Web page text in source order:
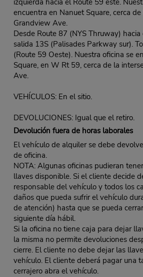
izquierda hacia el Route 59 este.
encuentra en Nanuet Square, cerca
Grandview Ave.
Desde Route 87 (NYS Thruway)
salida 13S (Palisades Parkway sur).
(Route 59 Oeste). Nuestra oficina se
Square, en W Rt 59, cerca de la
Ave.
VEHÍCULOS: En el sitio.
DEVOLUCIONES: Igual que el retiro.
Devolución fuera de horas laborales
El vehículo de alquiler se debe
de oficina.
NOTA: Algunas oficinas pudieran
llaves disponible. Si el cliente decide
responsable del vehículo y todos los
daños que pueda sufrir el vehículo
de atención) hasta que se pueda
siguiente día hábil.
Si la oficina no tiene caja para dejar
la misma no permite devoluciones
cierre. El cliente no debe dejar las
vehículo. El cliente deberá pagar una
cerrajero abra el vehículo.